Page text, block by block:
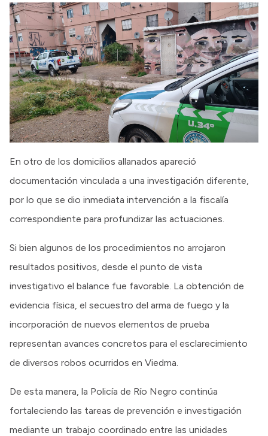
En otro de los domicilios allanados apareció
documentación vinculada a una investigación diferente,
por lo que se dio inmediata intervención a la fiscalía
correspondiente para profundizar las actuaciones.
Si bien algunos de los procedimientos no arrojaron
resultados positivos, desde el punto de vista
investigativo el balance fue favorable. La obtención de
evidencia física, el secuestro del arma de fuego y la
incorporación de nuevos elementos de prueba
representan avances concretos para el esclarecimiento
de diversos robos ocurridos en Viedma.
De esta manera, la Policía de Río Negro continúa
fortaleciendo las tareas de prevención e investigación
mediante un trabajo coordinado entre las unidades